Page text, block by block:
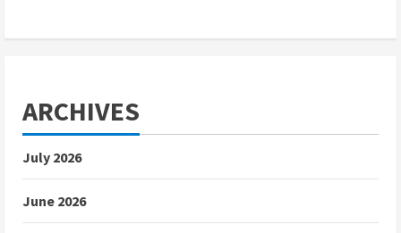
ARCHIVES
July 2026
June 2026